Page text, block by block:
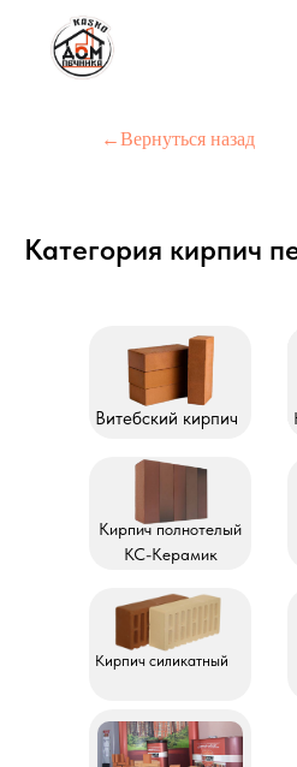
←Вернуться назад
Категория кирпич
Витебский кирпич
Кирпич силикатный
Кирпич полнотелый
КС-Керамик